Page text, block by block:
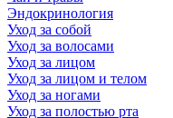
Эндокринология
Уход за собой
Уход за волосами
Уход за лицом
Уход за лицом и телом
Уход за ногами
Уход за полостью рта